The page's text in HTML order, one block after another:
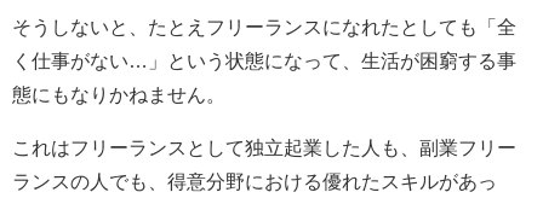
そうしないと、たとえフリーランスになれたとしても「全
く仕事がない…」という状態になって、生活が困窮する事
態にもなりかねません。
これはフリーランスとして独立起業した人も、副業フリー
ランスの人でも、得意分野における優れたスキルがあっ